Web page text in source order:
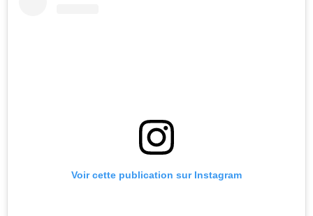
Voir cette publication sur Instagram